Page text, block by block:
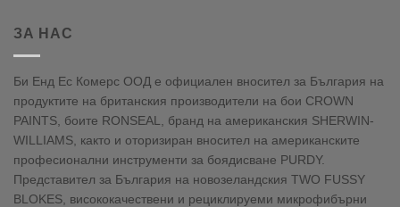
ЗА НАС
Би Енд Ес Комерс ООД е официален вносител за България на
продуктите на британския производители на бои CROWN
PAINTS, боите RONSEAL, бранд на американския SHERWIN-
WILLIAMS, както и оторизиран вносител на американските
професионални инструменти за боядисване PURDY.
Представител за България на новозеландския TWO FUSSY
BLOKES, висококачествени и рециклируеми микрофибърни